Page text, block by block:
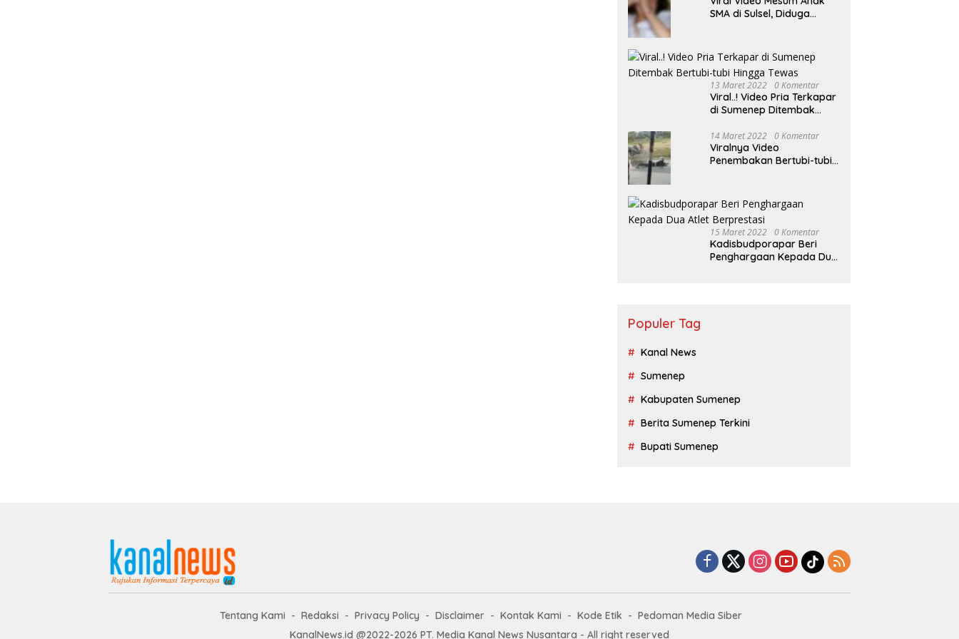
SMA di Sulsel, Diduga
13 Maret 2022 0 Komentar
Viral..! Video Pria Terkapar
di Sumenep Ditembak
14 Maret 2022 0 Komentar
Viralnya Video
Penembakan Bertubi-tubi
15 Maret 2022 0 Komentar
Kadisbudporapar Beri
Penghargaan Kepada Dua
Populer Tag
Kanal News
Sumenep
Kabupaten Sumenep
Berita Sumenep Terkini
Bupati Sumenep
Tentang Kami Redaksi Privacy Policy Disclaimer Kontak Kami Kode Etik
Pedoman Media Siber
KanalNews.id @2022-2026 PT. Media Kanal News Nusantara - All right reserved